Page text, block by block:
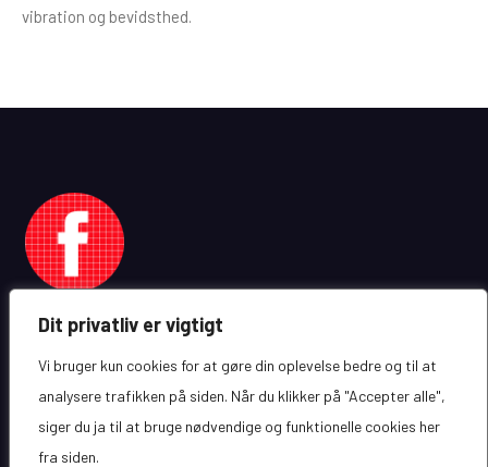
Dit privatliv er vigtigt
Vi bruger kun cookies for at gøre din oplevelse bedre og til at
analysere trafikken på siden. Når du klikker på "Accepter alle",
siger du ja til at bruge nødvendige og funktionelle cookies her
fra siden.
vibration og bevidsthed.
Copyright © Alle rettigheder forbeholdes